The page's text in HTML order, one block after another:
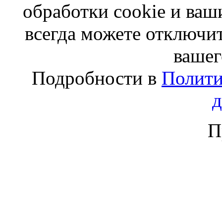
обработки cookie и
всегда можете
Подробности в